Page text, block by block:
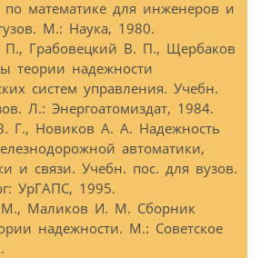
по математике для инженеров и
М.: Наука, 1980.
П., Грабовецкий В. П., Щербаков
теории надежности
систем управления. Учебн.
Л.: Энергоатомиздат, 1984.
Г., Новиков А. А. Надежность
автоматики,
и связи. Учебн. пос. для вузов.
УрГАПС, 1995.
Маликов И. М. Сборник
надежности. М.: Советское